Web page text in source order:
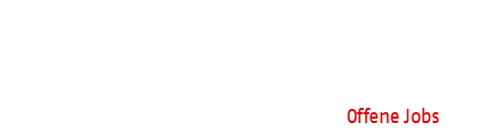
Offene Jobs